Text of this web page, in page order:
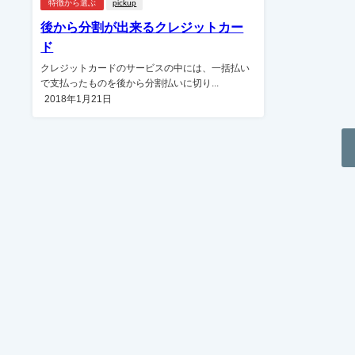
特徴から選ぶ pickup
後から分割が出来るクレジットカー
ド
クレジットカードのサービスの中には、一括払い
で支払ったものを後から分割払いに切り...
2018年1月21日